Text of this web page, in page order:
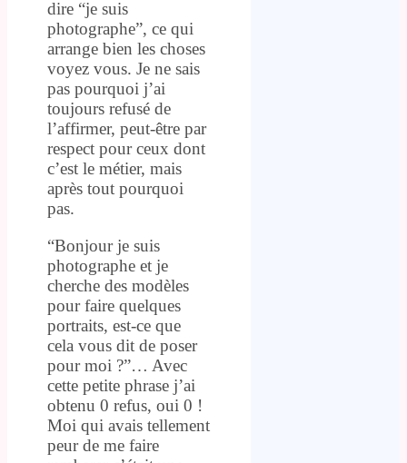
dire “je suis
photographe”, ce qui
arrange bien les choses
voyez vous. Je ne sais
pas pourquoi j’ai
toujours refusé de
l’affirmer, peut-être par
respect pour ceux dont
c’est le métier, mais
après tout pourquoi
pas.
“Bonjour je suis
photographe et je
cherche des modèles
pour faire quelques
portraits, est-ce que
cela vous dit de poser
pour moi ?”… Avec
cette petite phrase j’ai
obtenu 0 refus, oui 0 !
Moi qui avais tellement
peur de me faire